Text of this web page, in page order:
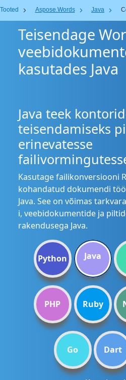
Tooted Aspose.Words Java
Teisendage
kasutades Java
Java teek
teisendamiseks
erinevatesse
Kasutage failikonversiooni
kohandatud dokumendi
Java. See on võimas
i, veebidokumentide ja
rakendusega Java.
Python Java
PHP Ruby
Go Dart